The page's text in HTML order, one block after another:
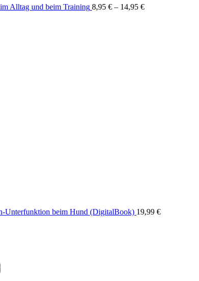
Alltag und beim Training 8,95 € – 14,95 €
Unterfunktion beim Hund (DigitalBook) 19,99 €